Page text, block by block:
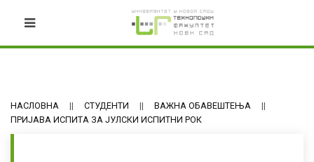
НАСЛОВНА СТУДЕНТИ
ВАЖНА ОБАВЕШТЕЊА
ПРИЈАВА ИСПИТА ЗА ЈУЛСКИ ИСПИТНИ РОК